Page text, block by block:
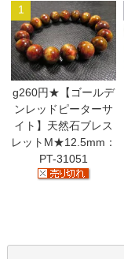
1
g260円★【ゴールデ
ンレッドピーターサ
イト】天然石ブレス
レットM★12.5mm：
PT-31051